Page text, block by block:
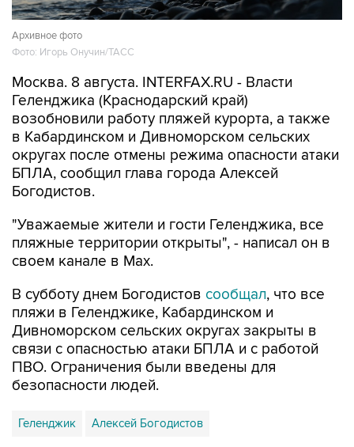
Архивное фото
Фото: Игорь Онучин/ТАСС
Москва. 8 августа. INTERFAX.RU - Власти
Геленджика (Краснодарский край)
возобновили работу пляжей курорта, а также
в Кабардинском и Дивноморском сельских
округах после отмены режима опасности атаки
БПЛА, сообщил глава города Алексей
Богодистов.
"Уважаемые жители и гости Геленджика, все
пляжные территории открыты", - написал он в
своем канале в Max.
В субботу днем Богодистов сообщал, что все
пляжи в Геленджике, Кабардинском и
Дивноморском сельских округах закрыты в
связи с опасностью атаки БПЛА и с работой
ПВО. Ограничения были введены для
безопасности людей.
Геленджик Алексей Богодистов